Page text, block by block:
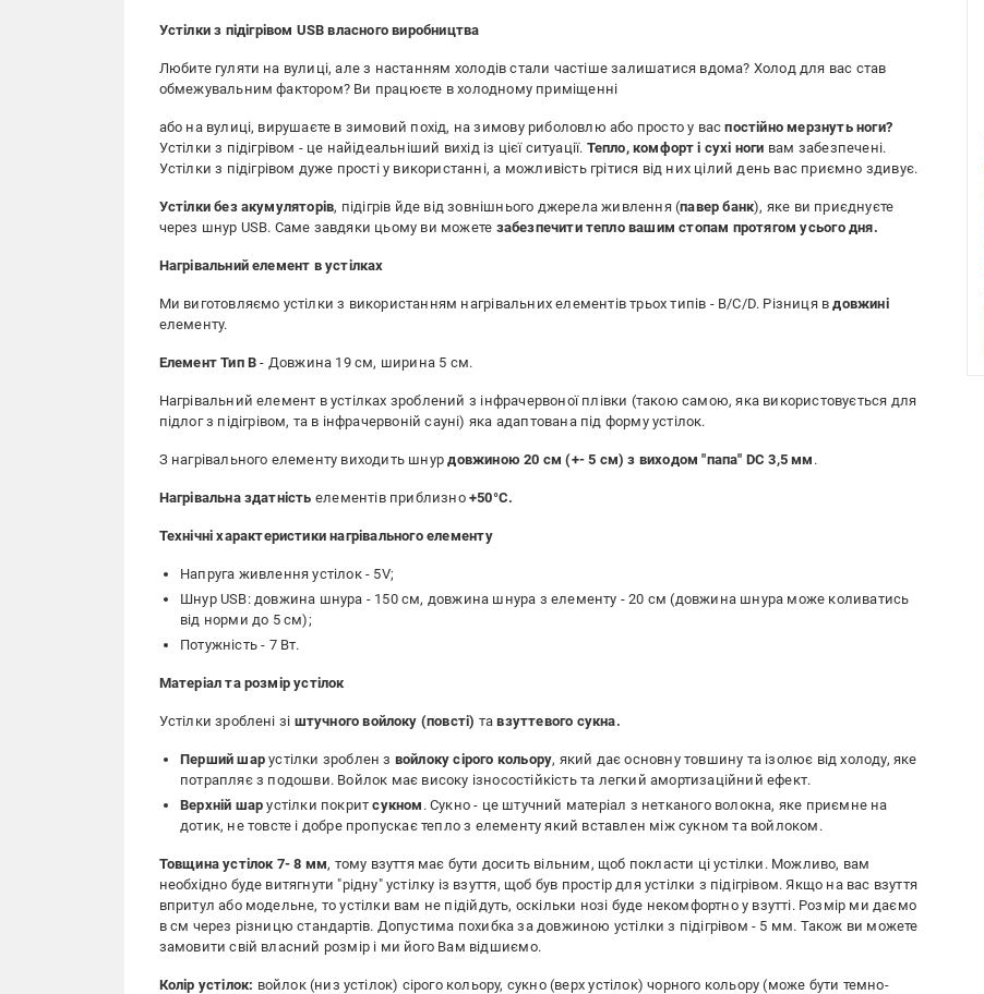
Устілки з підігрівом USB власного виробництва
Любите гуляти на вулиці, але з настанням холодів стали частіше залишатися вдома? Холод для вас став
обмежувальним фактором? Ви працюєте в холодному приміщенні
або на вулиці, вирушаєте в зимовий похід, на зимову риболовлю або просто у васпостійно мерзнуть ноги?
Устілки з підігрівом - це найідеальніший вихід із цієї ситуації. Тепло, комфорт і сухі ноги вам забезпечені.
Устілки з підігрівом дуже прості у використанні, а можливість грітися від них цілий день вас приємно здивує.
Устілки без акумуляторів, підігрів йде від зовнішнього джерела живлення (павер банк), яке ви приєднуєте
через шнур USB. Саме завдяки цьому ви можете забезпечити тепло вашим стопам протягом усього дня.
Нагрівальний елемент в устілках
Ми виготовляємо устілки з використанням нагрівальних елементів трьох типів - B/C/D. Різниця вдовжині
елементу.
Елемент Тип В - Довжина 19 см, ширина 5 см.
Нагрівальний елемент в устілках зроблений з інфрачервоної плівки (такою самою, яка використовується для
підлог з підігрівом, та в інфрачервоній сауні) яка адаптована під форму устілок.
З нагрівального елементу виходить шнурдовжиною 20 см (+- 5 см) з виходом "папа" DC 3,5 мм .
Нагрівальна здатність елементів приблизно +50°C.
Технічні характеристики нагрівального елементу
Напруга живлення устілок - 5V;
Шнур USB: довжина шнура - 150 см, довжина шнура з елементу - 20 см (довжина шнура може коливатись
від норми до 5 см);
Потужність - 7 Вт.
Матеріал та розмір устілок
Устілки зроблені зі штучного войлоку (повсті) тавзуттевого сукна.
Перший шар устілки зроблен з войлоку сірого кольору, який дає основну товшину та ізолює від холоду, яке
потрапляє з подошви. Войлок має високу ізносостійкість та легкий амортизаційний ефект.
Верхній шарустілки покрит сукном . Сукно - це штучний матеріал з нетканого волокна, яке приємне на
дотик, не товсте і добре пропускає тепло з елементу який вставлен між сукном та войлоком.
Товщина устілок 7- 8 мм, тому взуття має бути досить вільним, щоб покласти ці устілки. Можливо, вам
необхідно буде витягнути "рідну" устілку із взуття, щоб був простір для устілки з підігрівом. Якщо на вас взуття
впритул або модельне, то устілки вам не підійдуть, оскільки нозі буде некомфортно у взутті. Розмір ми даємо
в см через різницю стандартів. Допустима похибка за довжиною устілки з підігрівом - 5 мм. Також ви можете
замовити свій власний розмір і ми його Вам відшиємо.
Колір устілок: войлок (низ устілок) сірого кольору, сукно (верх устілок) чорного кольору (може бути темно-